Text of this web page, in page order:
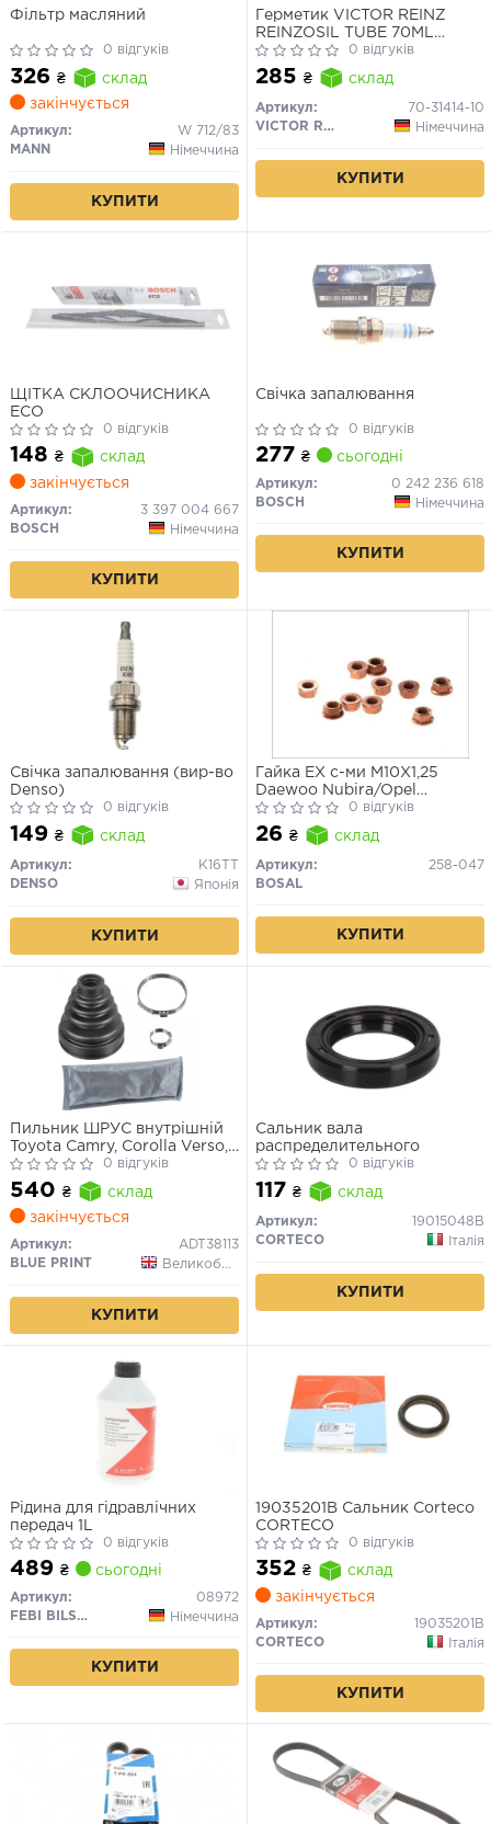
Фільтр масляний
0 відгуків
326 ₴
склад
закінчується
Артикул:
W 712/83
MANN
Німеччина
КУПИТИ
Герметик VICTOR REINZ
REINZOSIL TUBE 70ML
-50/+300 (антрацит)
0 відгуків
285 ₴ склад
Артикул:
70-31414-10
VICTOR REINZ
Німеччина
КУПИТИ
ЩІТКА СКЛООЧИСНИКА
ECO
0 відгуків
148 ₴
склад
закінчується
Артикул:
3 397 004 667
BOSCH
Німеччина
КУПИТИ
Свічка запалювання
0 відгуків
277 ₴ сьогодні
Артикул:
0 242 236 618
BOSCH
Німеччина
КУПИТИ
Свічка запалювання (вир-во
Denso)
0 відгуків
149 ₴ склад
Артикул:
K16TT
DENSO
Японія
КУПИТИ
Гайка EX с-ми M10X1,25
Daewoo Nubira/Opel
Antara/Suzuki/Nissan/Honda/
0 відгуків
26 ₴ склад
Артикул:
258-047
BOSAL
КУПИТИ
Пильник ШРУС внутрішній
Toyota Camry, Corolla Verso,
RAV4 III (24×72×101мм)
0 відгуків
540 ₴
склад
закінчується
Артикул:
ADT38113
BLUE PRINT
Великобританія
КУПИТИ
Сальник вала
распределительного
0 відгуків
117 ₴ склад
Артикул:
19015048B
CORTECO
Італія
КУПИТИ
Рідина для гідравлічних
передач 1L
0 відгуків
489 ₴ сьогодні
Артикул:
08972
FEBI BILSTEIN
Німеччина
КУПИТИ
19035201B Сальник Corteco
CORTECO
0 відгуків
352 ₴
склад
закінчується
Артикул:
19035201B
CORTECO
Італія
КУПИТИ